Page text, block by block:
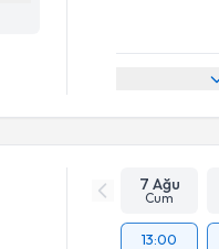
7 Ağu
Cum
13:00